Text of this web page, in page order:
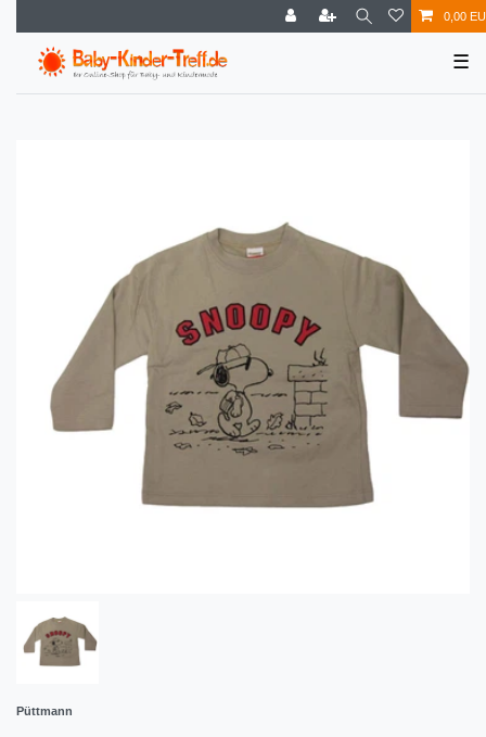
0,00
☰
Püttmann